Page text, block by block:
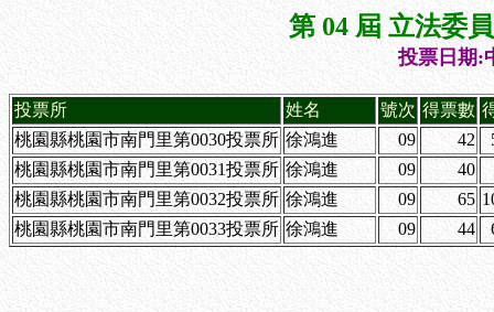
第 04 屆 立法委
投票日期:
投票所 姓名 號次 得票數
桃園縣桃園市南門里第0030投票所 徐鴻進 09 42
桃園縣桃園市南門里第0031投票所 徐鴻進 09
40
桃園縣桃園市南門里第0032投票所 徐鴻進 09 65
桃園縣桃園市南門里第0033投票所 徐鴻進 09 44